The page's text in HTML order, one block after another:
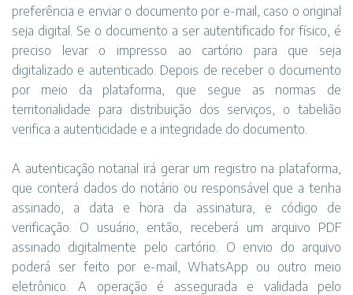
preferência e enviar o documento por e-mail, caso o original
seja digital. Se o documento a ser autentificado for físico, é
preciso levar o impresso ao cartório para que seja
digitalizado e autenticado. Depois de receber o documento
por meio da plataforma, que segue as normas de
territorialidade para distribuição dos serviços, o tabelião
verifica a autenticidade e a integridade do documento.
A autenticação notarial irá gerar um registro na plataforma,
que conterá dados do notário ou responsável que a tenha
assinado, a data e hora da assinatura, e código de
verificação. O usuário, então, receberá um arquivo PDF
assinado digitalmente pelo cartório. O envio do arquivo
poderá ser feito por e-mail, WhatsApp ou outro meio
eletrônico. A operação é assegurada e validada pelo